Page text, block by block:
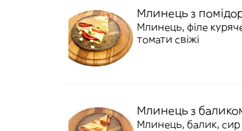
Млинець з
Млинець, філе
томати свіжі
Млинець з
Млинець, балик, сир